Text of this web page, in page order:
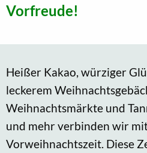
Vorfreude!
Heißer Kakao, würziger
leckerem
Weihnachtsmärkte und
und mehr verbinden wir
Vorweihnachtszeit. Diese